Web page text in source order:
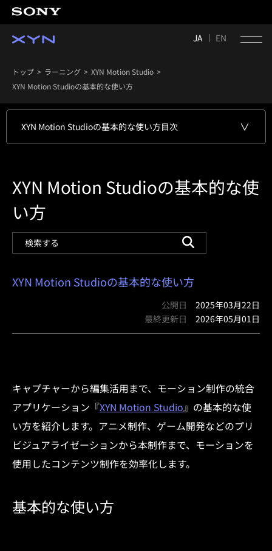
JA EN
トップ ラーニング
XYN Motion Studio
XYN Motion Studioの基本的な使い方
XYN Motion Studioの基本的な使い方目次
XYN Motion Studioの基本的な使
い方
XYN Motion Studioの基本的な使い方
公開日 2025年03月22日
最終更新日 2026年05月01日
キャプチャーから編集活用まで、モーション制作の統合
アプリケーション『XYN Motion Studio』の基本的な使
い方を紹介します。アニメ制作、ゲーム開発などのプリ
ビジュアライゼーションから本制作まで、モーションを
使用したコンテンツ制作を効率化します。
基本的な使い方